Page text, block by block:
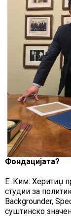
Фондацијата?
Е. Ким: Херитиџ
студии за
Backgrounder,
суштинско